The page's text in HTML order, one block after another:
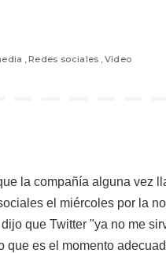
Redes sociales Video
la compañía alguna vez
el miércoles por la
dijo que Twitter "ya no me
que es el momento